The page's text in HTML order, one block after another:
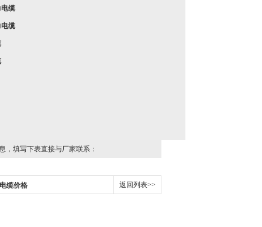
缆
缆
，填写下表直接与厂家联系：
缆价格 返回列表>>